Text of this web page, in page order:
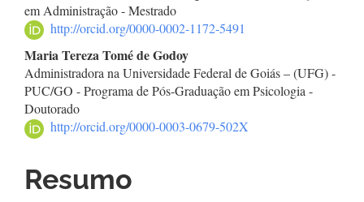
em Administração - Mestrado
http://orcid.org/0000-0002-1172-5491
Maria Tereza Tomé de Godoy
Administradora na Universidade Federal de Goiás – (UFG) -
PUC/GO - Programa de Pós-Graduação em Psicologia -
Doutorado
http://orcid.org/0000-0003-0679-502X
Resumo